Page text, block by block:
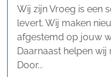
Wij zijn Vroeg is een
levert. Wij maken
afgestemd op jouw
Daarnaast helpen
Door...